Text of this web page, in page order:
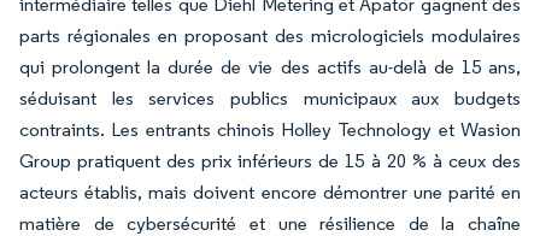
parts régionales en proposant des micrologiciels modulaires
qui prolongent la durée de vie des actifs au-delà de 15 ans,
séduisant les services publics municipaux aux budgets
contraints. Les entrants chinois Holley Technology et Wasion
Group pratiquent des prix inférieurs de 15 à 20 % à ceux des
acteurs établis, mais doivent encore démontrer une parité en
matière de cybersécurité et une résilience de la chaîne